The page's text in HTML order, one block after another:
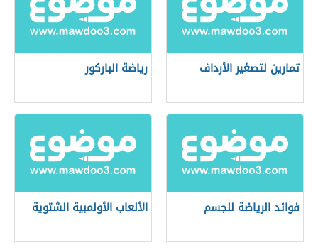
تمارين لتصغير الأرداف رياضة الباركور
فوائد الرياضة للجسم الألعاب الأولمبية الشتوية